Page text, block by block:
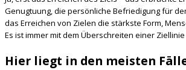
Genugtuung, die persönliche Befriedigung für
das Erreichen von Zielen die stärkste Form,
Es ist immer mit dem Überschreiten einer
Hier liegt in den meisten